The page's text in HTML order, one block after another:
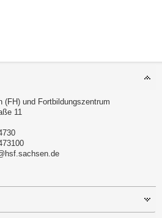
(FH) und Fortbildungszentrum
11